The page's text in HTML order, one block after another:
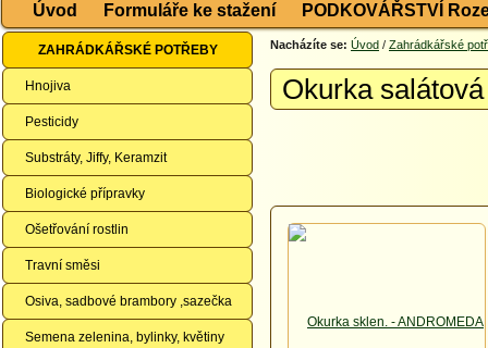
Úvod Formuláře ke stažení PODKOVÁŘSTVÍ
ZAHRÁDKÁŘSKÉ POTŘEBY
Hnojiva
Pesticidy
Substráty, Jiffy, Keramzit
Biologické přípravky
Ošetřování rostlin
Travní směsi
Osiva, sadbové brambory ,sazečka
Semena zelenina, bylinky, květiny
Nacházíte se: Úvod / Zahrádkářské
Okurka salátová